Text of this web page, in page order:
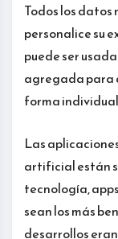
Todos los
personalice su
puede ser
agregada para
forma
Las
artificial están
tecnología,
sean los más
desarrollos